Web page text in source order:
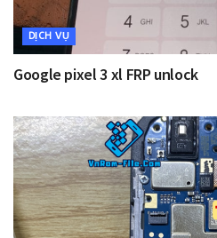
DỊCH VỤ
Google pixel 3 xl FRP unlock